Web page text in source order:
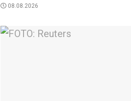
08.08.2026